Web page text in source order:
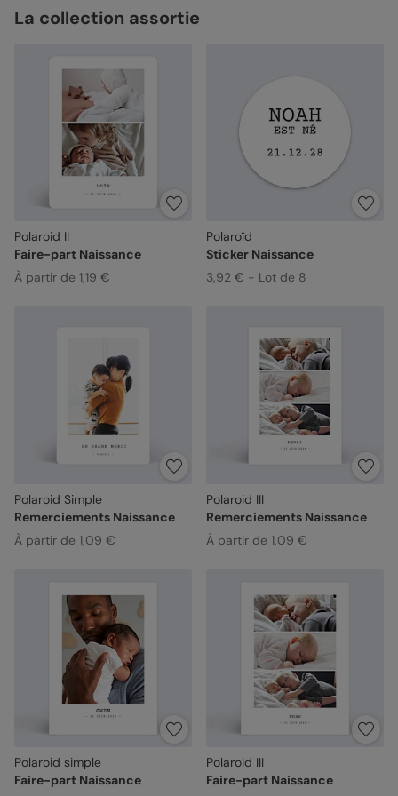
La collection assortie
Polaroid II
Faire-part Naissance
À partir de 1,19 €
Polaroïd
Sticker Naissance
3,92 € - Lot de 8
Polaroid Simple
Remerciements Naissance
À partir de 1,09 €
Polaroid III
Remerciements Naissance
À partir de 1,09 €
Polaroid simple
Faire-part Naissance
Polaroid III
Faire-part Naissance